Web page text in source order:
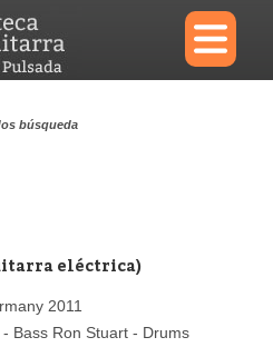
×
Reproductor
búsqueda
eléctrica)
2011
Bass Ron Stuart - Drums